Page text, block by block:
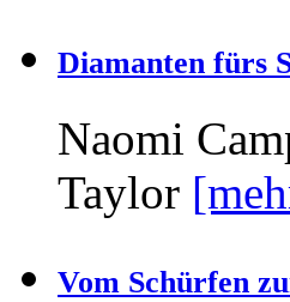
Diamanten fürs
Naomi
Taylor
Vom Schürfen